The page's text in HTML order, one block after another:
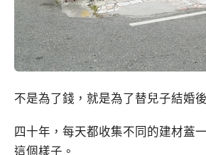
不是為了錢，就是為了替兒子結婚
四十年，每天都收集不同的建材蓋
這個樣子。